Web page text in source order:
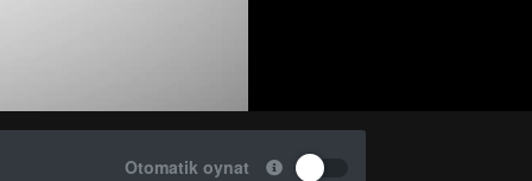
Otomatik oynat